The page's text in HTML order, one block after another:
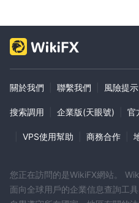
關於我們 聯繫我們 風險提示
搜索調用 企業版(天眼號) 官
VPS使用幫助 商務合作
您正在訪問的是WikiFX網站。
面向全球用戶的企業信息查詢工